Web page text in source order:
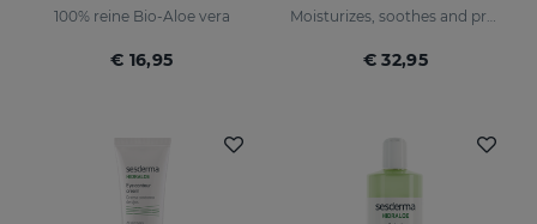
100% reine Bio-Aloe vera
€ 16,95
Moisturizes, soothes and protects your skin
€ 32,95